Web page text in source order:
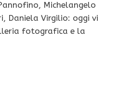
Michelangelo
Daniela Virgilio: oggi vi
fotografica e la